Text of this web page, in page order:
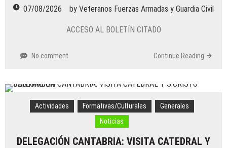
byVeteranos Fuerzas Armadas y Guardia Civil
DELEGACIÓN LAS PALMAS: EVENTOS DE
Actividades /Generales/ Militares / Noticias
PROCLAMACIÓN DE SM EL REY
24/07/2026
Actividades/Formativas/Culturales/Generales/
07/08/2026 by Veteranos Fuerzas Armadas y Guardia Civil
ACCESO AL BOLETÍN CITADO
No comment Continue Reading
Actividades Formativas/Culturales
Generales
Noticias
DELEGACIÓN CANTABRIA: VISITA CATEDRAL Y